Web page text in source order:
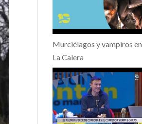
Murciélagos y vampiros en
La Calera